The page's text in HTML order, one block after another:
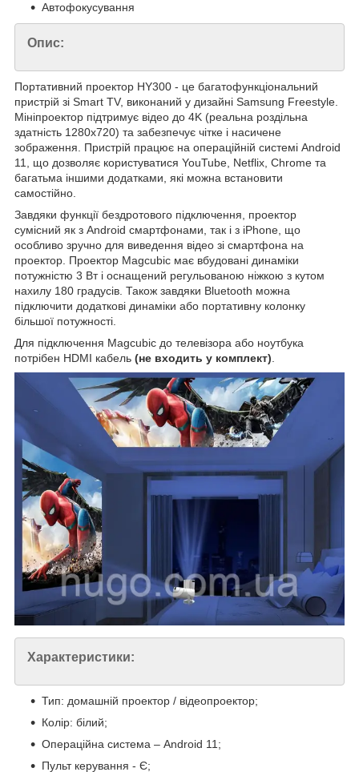
Автофокусування
Опис:
Портативний проектор HY300 - це багатофункціональний
пристрій зі Smart TV, виконаний у дизайні Samsung Freestyle.
Мініпроектор підтримує відео до 4K (реальна роздільна
здатність 1280х720) та забезпечує чітке і насичене
зображення. Пристрій працює на операційній системі Android
11, що дозволяє користуватися YouTube, Netflix, Chrome та
багатьма іншими додатками, які можна встановити
самостійно.
Завдяки функції бездротового підключення, проектор
сумісний як з Android смартфонами, так і з iPhone, що
особливо зручно для виведення відео зі смартфона на
проектор. Проектор Magcubic має вбудовані динаміки
потужністю 3 Вт і оснащений регульованою ніжкою з кутом
нахилу 180 градусів. Також завдяки Bluetooth можна
підключити додаткові динаміки або портативну колонку
більшої потужності.
Для підключення Magcubic до телевізора або ноутбука
потрібен HDMI кабель (не входить у комплект)
Характеристики:
Тип: домашній проектор / відеопроектор;
Колір: білий;
Операційна система – Android 11;
Пульт керування - Є;